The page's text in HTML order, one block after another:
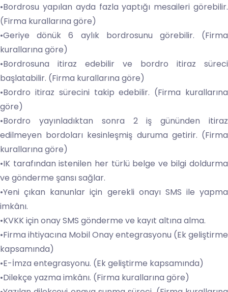
•Bordrosu yapılan ayda fazla yaptığı mesaileri görebilir.
(Firma kurallarına göre)
•Geriye dönük 6 aylık bordrosunu görebilir. (Firma
kurallarına göre)
•Bordrosuna itiraz edebilir ve bordro itiraz süreci
başlatabilir. (Firma kurallarına göre)
•Bordro itiraz sürecini takip edebilir. (Firma kurallarına
göre)
•Bordro yayınladıktan sonra 2 iş gününden itiraz
edilmeyen bordoları kesinleşmiş duruma getirir. (Firma
kurallarına göre)
•IK tarafından istenilen her türlü belge ve bilgi doldurma
ve gönderme şansı sağlar.
•Yeni çıkan kanunlar için gerekli onayı SMS ile yapma
imkânı.
•KVKK için onay SMS gönderme ve kayıt altına alma.
•Firma ihtiyacına Mobil Onay entegrasyonu (Ek geliştirme
kapsamında)
•E-İmza entegrasyonu. (Ek geliştirme kapsamında)
•Dilekçe yazma imkânı. (Firma kurallarına göre)